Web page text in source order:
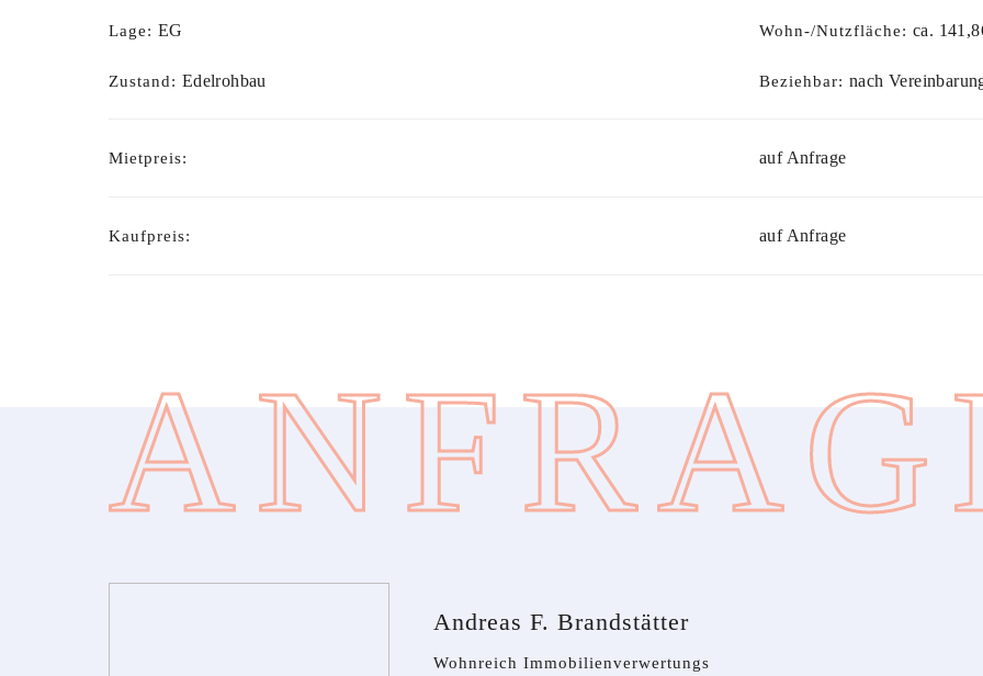
Lage: EG Wohn-/Nutzfläche: ca.
Zustand: Edelrohbau Beziehbar: nach
Mietpreis: auf Anfrage
Kaufpreis: auf Anfrage
Andreas F. Brandstätter
Wohnreich Immobilienverwertungs